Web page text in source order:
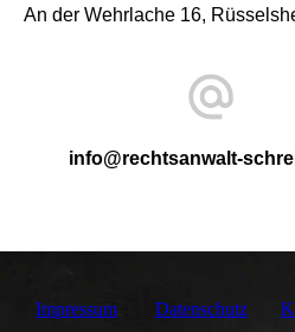
An der Wehrlache 16,
info@rechtsanwalt-
Impressum Datenschutz